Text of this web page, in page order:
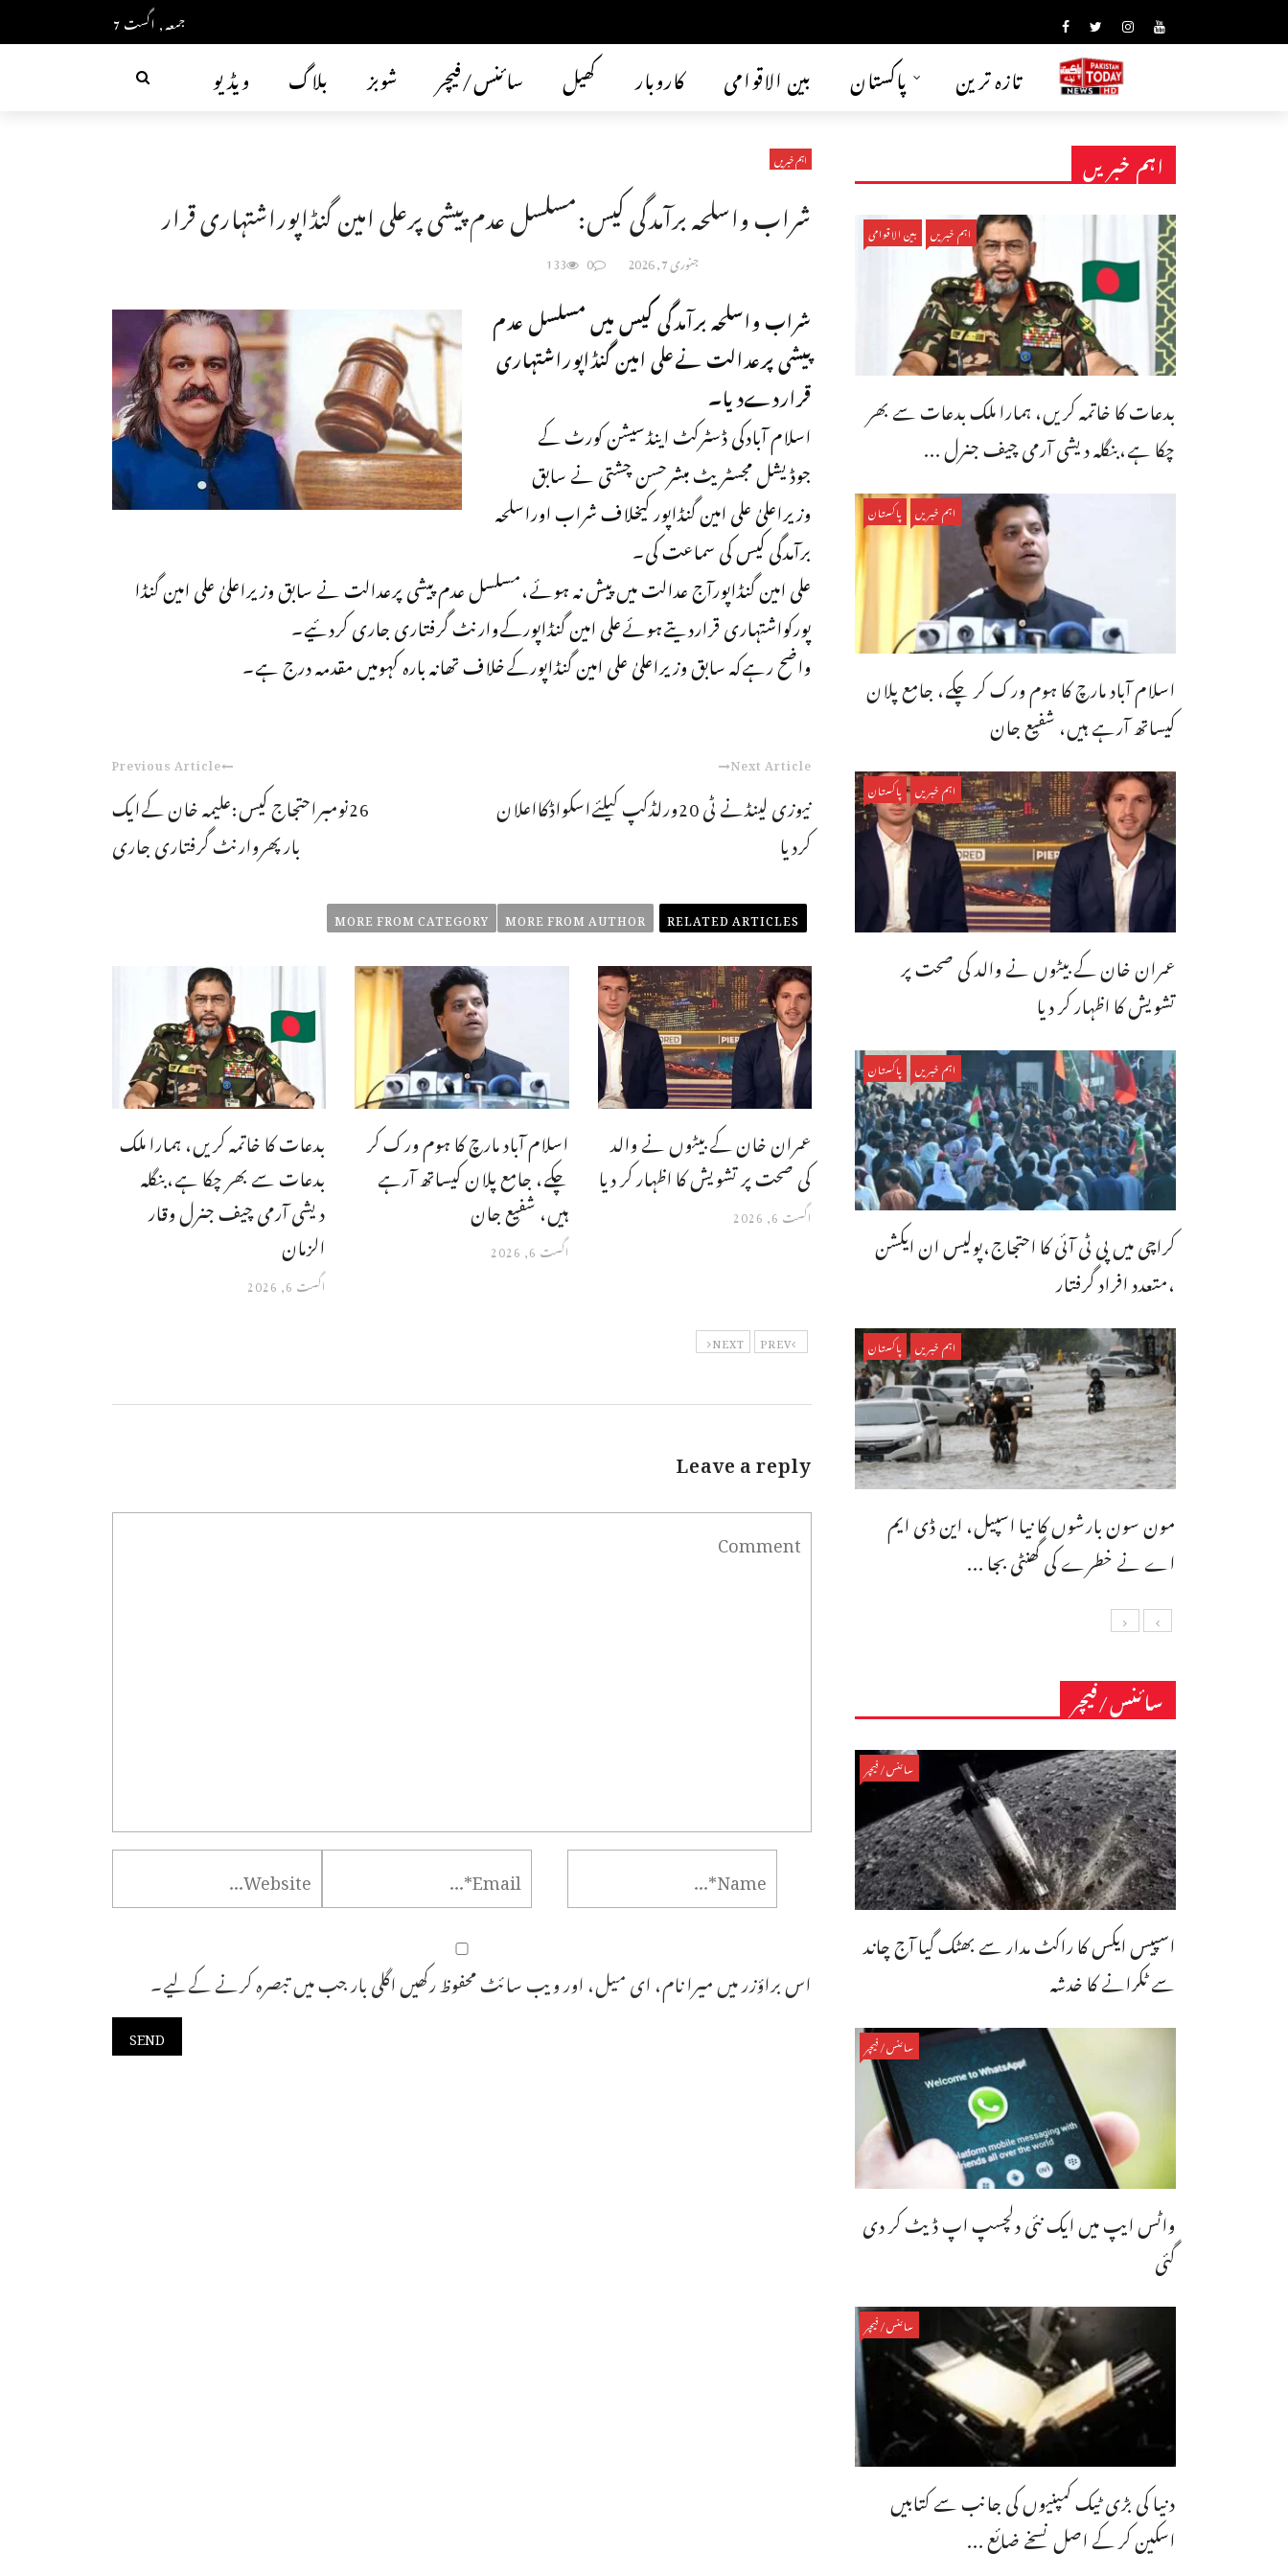
جمعہ, اگست 7
ویڈیو بلاگ شوبز سائنس/فیچر کھیل کاروبار بین الاقوامی پاکستان تازہ ترین
اہم خبریں
شراب واسلحہ برآمدگی کیس:مسلسل عدم پیشی پرعلی امین گنڈاپوراشتہاری قرار
جنوری 7, 2026 0
133
شراب واسلحہ برآمدگی کیس میں مسلسل عدم
پیشی پرعدالت نےعلی امین گنڈاپوراشتہاری
قراردےدیا۔
اسلام آبادکی ڈسٹرکٹ اینڈسیشن کورٹ کے
جوڈیشل مجسٹریٹ مبشرحسن چشتی نے سابق
وزیراعلیٰ علی امین گنڈاپور کیخلاف شراب اوراسلحہ
برآمدگی کیس کی سماعت کی۔
علی امین گنڈاپورآج عدالت میں پیش نہ ہوئے،مسلسل عدم پیشی پرعدالت نے سابق وزیراعلیٰ علی امین گنڈا
پورکواشتہاری قراردیتےہوئےعلی امین گنڈاپورکےوارنٹ گرفتاری جاری کردئیے۔
واضح رہےکہ سابق وزیراعلیٰ علی امین گنڈاپورکےخلاف تھانہ بارہ کہومیں مقدمہ درج ہے۔
Previous Article
26نومبراحتجاج کیس:علیمہ خان کےایک
بارپھروارنٹ گرفتاری جاری
Next Article
نیوزی لینڈنے ٹی 20ورلڈکپ کیلئےاسکواڈکااعلان
کردیا
RELATED ARTICLES
MORE FROM AUTHOR
MORE FROM CATEGORY
بدعات کا خاتمہ کریں، ہمارا ملک
بدعات سے بھر چکا ہے،بنگله
دیشی آرمی چیف جنرل وقار
الزمان
اگست 6, 2026
اسلام آباد مارچ کا ہوم ورک کر
چکے، جامع پلان کیساتھ آرہے
ہیں، شفیع جان
اگست 6, 2026
عمران خان کے بیٹوں نے والد
کی صحت پر تشویش کا اظہار کر دیا
اگست 6, 2026
PREV
NEXT
Leave a reply
اس براؤزر میں میرا نام، ای میل، اور ویب سائٹ محفوظ رکھیں اگلی بار جب میں تبصرہ کرنے کےلیے۔
اہم خبریں
اہم خبریں بین الاقوامی
بدعات کا خاتمہ کریں، ہمارا ملک بدعات سے بھر
چکا ہے،بنگله دیشی آرمی چیف جنرل ...
اہم خبریں پاکستان
اسلام آباد مارچ کا ہوم ورک کر چکے، جامع پلان
کیساتھ آرہے ہیں، شفیع جان
اہم خبریں پاکستان
عمران خان کے بیٹوں نے والد کی صحت پر
تشویش کا اظہار کر دیا
اہم خبریں پاکستان
کراچی میں پی ٹی آئی کا احتجاج،پولیس ان ایکشن
،متعدد افراد گرفتار
اہم خبریں پاکستان
مون سون بارشوں کا نیا اسپیل، این ڈی ایم
اے نے خطرے کی گھنٹی بجا ...
سائنس/فیچر
سائنس/فیچر
اسپیس ایکس کا راکٹ مدار سے بھٹک گیا آج چاند
سے ٹکرانے کا خدشہ
سائنس/فیچر
واٹس ایپ میں ایک نئی دلچسپ اپ ڈیٹ کر دی
گئی
سائنس/فیچر
دنیا کی بڑی ٹیک کمپنیوں کی جانب سے کتابیں
اسکین کر کے اصل نسخے ضائع ...